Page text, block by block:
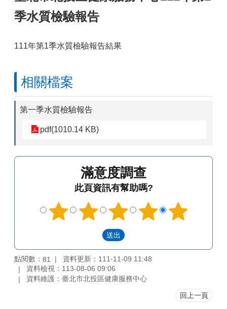
季水質檢驗報告
111年第1季水質檢驗報告結果
相關檔案
第一季水質檢驗報告
pdf(1010.14 KB)
滿意度調查
此頁資訊有幫助嗎?
點閱數： 81
資料更新：111-11-09 11:48
資料檢視：113-08-06 09:06
資料維護：臺北市北投區健康服務中心
回上一頁